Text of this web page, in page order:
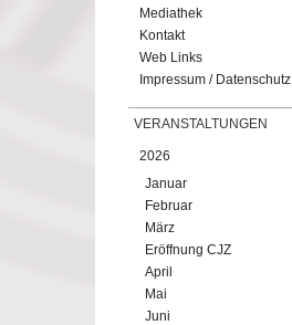
Mediathek
Kontakt
Web Links
Impressum / Datenschutz
VERANSTALTUNGEN
2026
Januar
Februar
März
Eröffnung CJZ
April
Mai
Juni